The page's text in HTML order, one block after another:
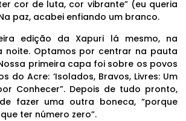
cor de luta, cor vibrante” (eu queria
paz, acabei enfiando um branco.
edição da Xapuri lá mesmo, na
noite. Optamos por centrar na pauta
primeira capa foi sobre os povos
do Acre: ‘Isolados, Bravos, Livres: Um
Conhecer”. Depois de tudo pronto,
fazer uma outra boneca, “porque
ter número zero”.